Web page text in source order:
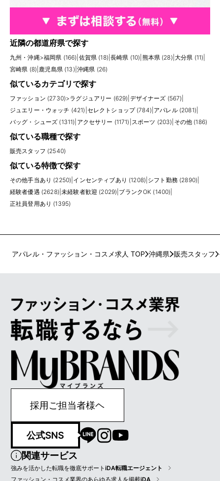
近隣の都道府県で探す
九州・沖縄>福岡県 (166) 佐賀県 (18) |長崎県 (10) 熊本県 (28) 大分県 (11)
宮崎県 (8) 鹿児島県 (13) 沖縄県 (26)
似ているカテゴリで探す
ファッション (2730)>ラグジュアリー (629) デザイナーズ (567)
ジュエリー・ウォッチ (421) セレクトショップ (784) アパレル (2081)
バッグ・シューズ (1311) アクセサリー (1171) スポーツ (203) その他 (186)
似ている職種で探す
販売スタッフ (2540)
似ている特徴で探す
その他手当あり (2250) インセンティブあり (1208) シフト勤務 (2890)
経験者優遇 (2628) |未経験者歓迎 (2029) ブランクOK (1400)
正社員登用あり (1395)
アパレル・ファッション・コスメ求人 TOP 沖縄県 販売スタッフ
採用ご担当者様ヘ
公式SNS
関連サービス
強みを活かした転職を徹底サポートiDA転職エージェント
ファッション・コスメ業界のあらゆる求人を掲載iDA